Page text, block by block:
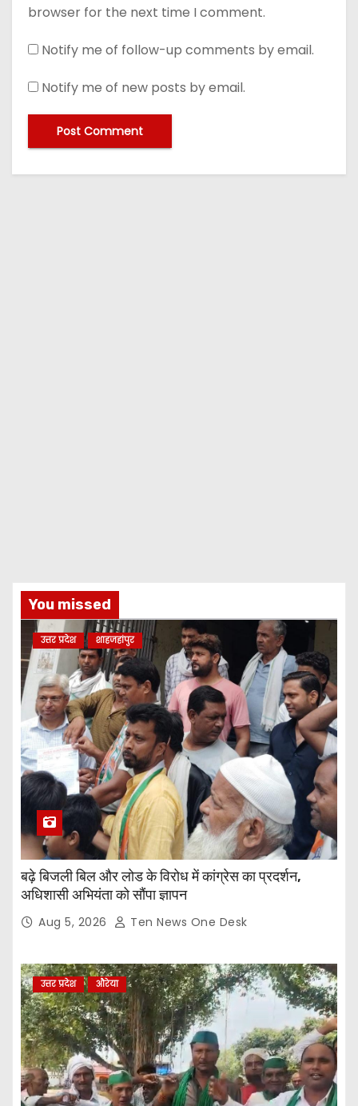
browser for the next time I comment.
Notify me of follow-up comments by email.
Notify me of new posts by email.
You missed
उत्तर प्रदेश शाहजहांपुर
बढ़े बिजली बिल और लोड के विरोध में कांग्रेस का प्रदर्शन,
अधिशासी अभियंता को सौंपा ज्ञापन
Aug 5, 2026 Ten News One Desk
उत्तर प्रदेश औरेया